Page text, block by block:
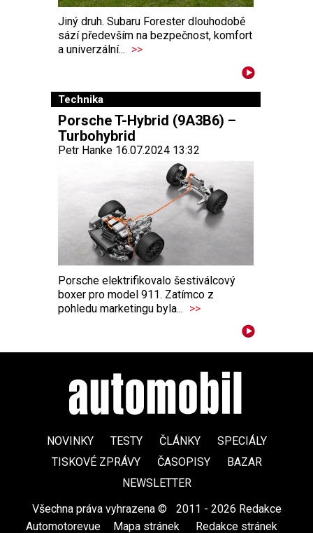
Jiný druh. Subaru Forester dlouhodobě
sází především na bezpečnost, komfort
a univerzální... >>
Technika
Porsche T-Hybrid (9A3B6) –
Turbohybrid
Petr Hanke 16.07.2024 13:32
Porsche elektrifikovalo šestiválcový
boxer pro model 911. Zatímco z
pohledu marketingu byla... >>
NOVINKY TESTY ČLÁNKY
SPECIÁLY
TISKOVÉ ZPRÁVY
ČASOPISY
BAZAR
NEWSLETTER
Všechna práva vyhrazena ©
2011 - 2026 Redakce
Automotorevue
Mapa stránek Redakce stránek